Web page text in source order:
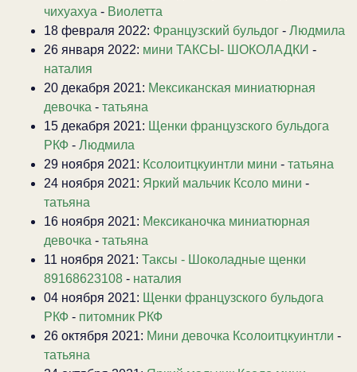
чихуахуа - Виолетта
18 февраля 2022: Французский бульдог - Людмила
26 января 2022: мини ТАКСЫ- ШОКОЛАДКИ -
наталия
20 декабря 2021: Мексиканская миниатюрная
девочка - татьяна
15 декабря 2021: Щенки французского бульдога
РКФ - Людмила
29 ноября 2021: Ксолоитцкуинтли мини - татьяна
24 ноября 2021: Яркий мальчик Ксоло мини -
татьяна
16 ноября 2021: Мексиканочка миниатюрная
девочка - татьяна
11 ноября 2021: Таксы - Шоколадные щенки
89168623108 - наталия
04 ноября 2021: Щенки французского бульдога
РКФ - питомник РКФ
26 октября 2021: Мини девочка Ксолоитцкуинтли -
татьяна